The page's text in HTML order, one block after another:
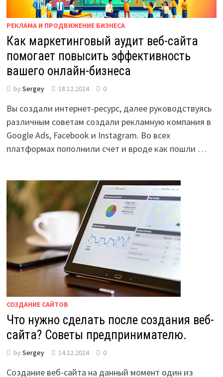
РЕКЛАМА И ПРОДВИЖЕНИЕ БИЗНЕСА
Как маркетинговый аудит веб-сайта
помогает повысить эффективность
вашего онлайн-бизнеса
by Sergey 18.12.2024 0
Вы создали интернет-ресурс, далее руководствуясь
различным советам создали рекламную компания в
Google Ads, Facebook и Instagram. Во всех
платформах пополнили счет и вроде как пошли …
СОЗДАНИЕ САЙТОВ
Что нужно сделать после создания веб-
сайта? Советы предпринимателю.
by Sergey 14.12.2024 0
Создание веб-сайта на данный момент один из